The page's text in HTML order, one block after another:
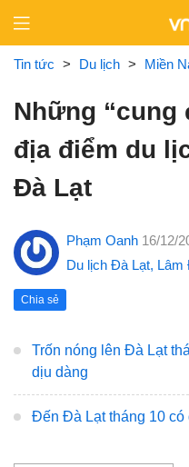
content
Tin tức > Du lịch > Miền
Những “cung
địa điểm du
Đà Lạt
Phạm Oanh 16/12/
Du lịch Đà Lạt, Lâm
Chia sẻ
Trốn nóng lên Đà Lạt
dịu dàng
Đến Đà Lạt tháng 10 có